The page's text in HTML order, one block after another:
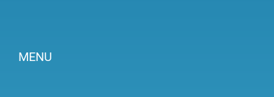
MENU